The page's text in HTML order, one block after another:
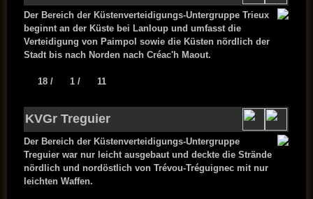
Der Bereich der Küstenverteidigungs-Untergruppe Trieux
beginnt an der Küste bei Lanloup und umfasst die
Verteidigung von Paimpol sowie die Küsten nördlich der
Stadt bis nach Norden nach Créac'h Maout.
18 / 1 / 11
KVGr Treguier
Der Bereich der Küstenverteidigungs-Untergruppe
Treguier war nur leicht ausgebaut und deckte die Strände
nördlich und nordöstlich von Trévou-Tréguignec mit nur
leichten Waffen.